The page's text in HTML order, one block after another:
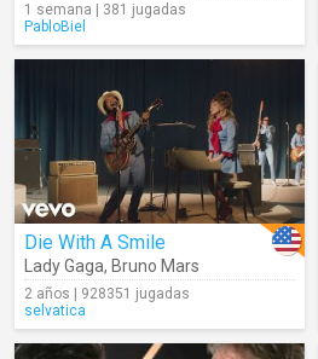
1 semana | 381 jugadas
PabloBiel
Die With A Smile
Lady Gaga, Bruno Mars
2 años | 928351 jugadas
selvatica